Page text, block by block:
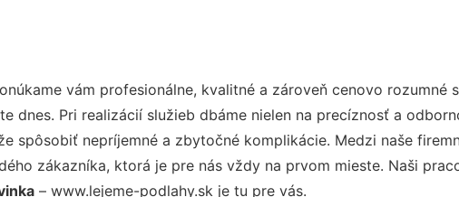
vám profesionálne, kvalitné a zároveň cenovo
dnes. Pri realizácií služieb dbáme nielen na precíznosť a
spôsobiť nepríjemné a zbytočné komplikácie. Medzi naše
zákazníka, ktorá je pre nás vždy na prvom mieste. Naši
– www.lejeme-podlahy.sk je tu pre vás.